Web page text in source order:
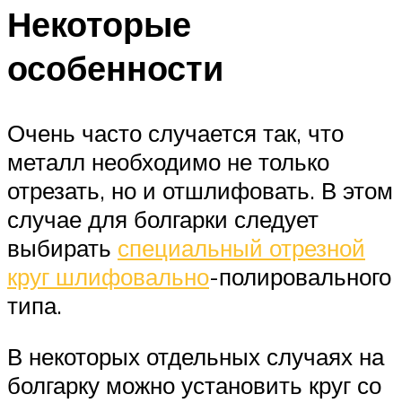
Некоторые
особенности
Очень часто случается так, что
металл необходимо не только
отрезать, но и отшлифовать. В этом
случае для болгарки следует
выбирать специальный отрезной
круг шлифовально-полировального
типа.
В некоторых отдельных случаях на
болгарку можно установить круг со